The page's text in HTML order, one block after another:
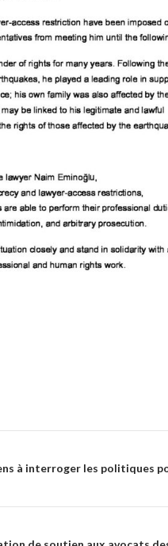
à interroger les politiques